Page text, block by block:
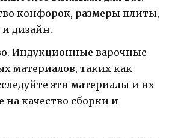
конфорок, размеры плиты,
дизайн.
Индукционные варочные
материалов, таких как
эти материалы и их
качество сборки и